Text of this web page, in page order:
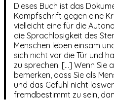
Dieses Buch ist das
Kampfschrift gegen eine
vielleicht eine für die
die Sprachlosigkeit des
Menschen leben einsam
sich nicht vor die Tür und
zu sprechen. […] Wenn Sie
bemerken, dass Sie als
und das Gefühl nicht
fremdbestimmt zu sein,